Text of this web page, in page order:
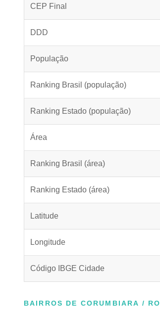
CEP Final
DDD
População
Ranking Brasil (população)
Ranking Estado (população)
Área
Ranking Brasil (área)
Ranking Estado (área)
Latitude
Longitude
Código IBGE Cidade
BAIRROS DE CORUMBIARA / RO